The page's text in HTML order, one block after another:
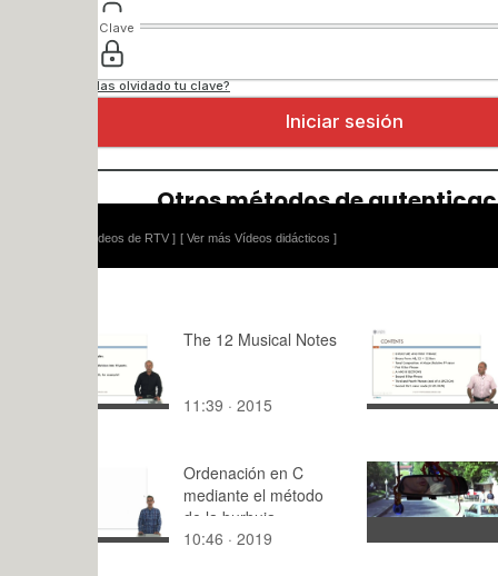
[ Ver más Vídeos didácticos ]
The 12 Musical Notes
11:39 · 2015
11:32 ·
Ordenación en C
mediante el método
de la burbuja
10:46 · 2019
La Pasion
1:46 · 2014